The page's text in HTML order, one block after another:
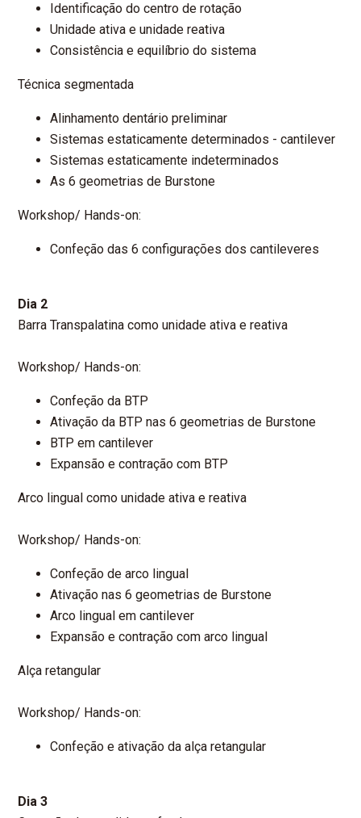
Identificação do centro de rotação
Unidade ativa e unidade reativa
Consistência e equilíbrio do sistema
Técnica segmentada
Alinhamento dentário preliminar
Sistemas estaticamente determinados - cantilever
Sistemas estaticamente indeterminados
As 6 geometrias de Burstone
Workshop/ Hands-on:
Confeção das 6 configurações dos cantileveres
Dia 2
Barra Transpalatina como unidade ativa e reativa
Workshop/ Hands-on:
Confeção da BTP
Ativação da BTP nas 6 geometrias de Burstone
BTP em cantilever
Expansão e contração com BTP
Arco lingual como unidade ativa e reativa
Workshop/ Hands-on:
Confeção de arco lingual
Ativação nas 6 geometrias de Burstone
Arco lingual em cantilever
Expansão e contração com arco lingual
Alça retangular
Workshop/ Hands-on:
Confeção e ativação da alça retangular
Dia 3